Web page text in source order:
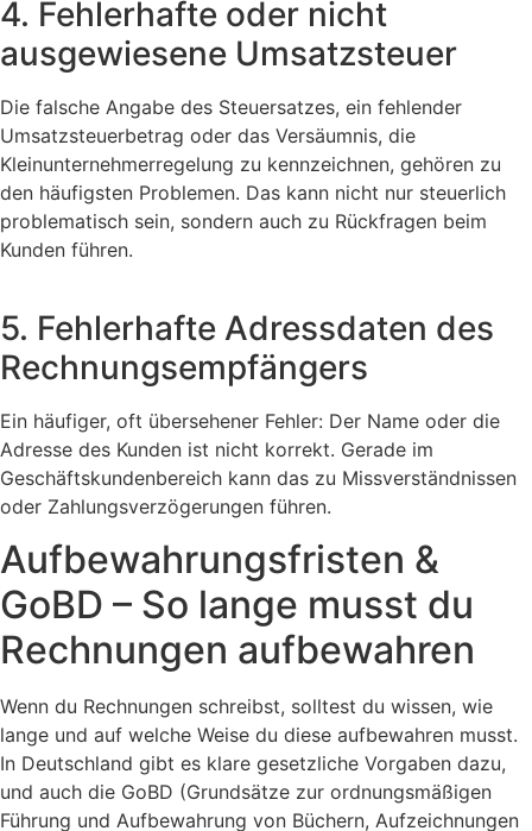
4. Fehlerhafte oder nicht
ausgewiesene Umsatzsteuer
Die falsche Angabe des Steuersatzes, ein fehlender
Umsatzsteuerbetrag oder das Versäumnis, die
Kleinunternehmerregelung zu kennzeichnen, gehören zu
den häufigsten Problemen. Das kann nicht nur steuerlich
problematisch sein, sondern auch zu Rückfragen beim
Kunden führen.
5. Fehlerhafte Adressdaten des
Rechnungsempfängers
Ein häufiger, oft übersehener Fehler: Der Name oder die
Adresse des Kunden ist nicht korrekt. Gerade im
Geschäftskundenbereich kann das zu Missverständnissen
oder Zahlungsverzögerungen führen.
Aufbewahrungsfristen &
GoBD – So lange musst du
Rechnungen aufbewahren
Wenn du Rechnungen schreibst, solltest du wissen, wie
lange und auf welche Weise du diese aufbewahren musst.
In Deutschland gibt es klare gesetzliche Vorgaben dazu,
und auch die GoBD (Grundsätze zur ordnungsmäßigen
Führung und Aufbewahrung von Büchern, Aufzeichnungen